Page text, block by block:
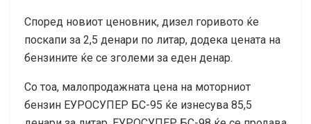
Според новиот ценовник, дизел горивото ќе
поскапи за 2,5 денари по литар, додека цената на
бензините ќе се зголеми за еден денар.
Со тоа, малопродажната цена на моторниот
бензин ЕУРОСУПЕР БС-95 ќе изнесува 85,5